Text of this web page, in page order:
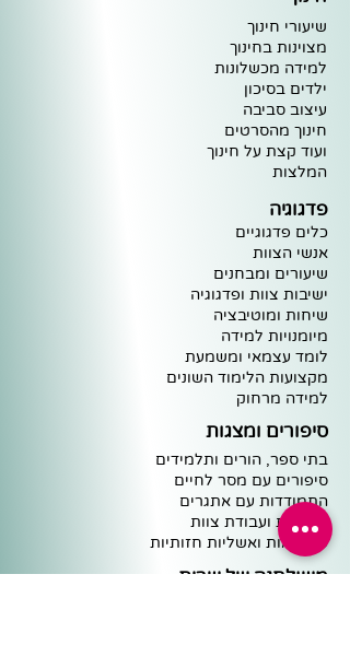
שיעורי חינוך
מצוינות בחינוך
למידה מכשלונות
ילדים בסיכון
עיצוב סביבה
חינוך מהסרטים
ועוד קצת על חינוך
המלצות
פדגוגיה
כלים פדגוגיים
אנשי הצוות
שיעורים ומבחנים
ישיבות צוות ופדגוגיה
שיחות ומוטיבציה
מיומנויות למידה
לומד עצמאי ומשמעת
מקצועות הלימוד השונים
למידה מרחוק
סיפורים ומצגות
בתי ספר, הורים ותלמידים
סיפורים עם מסר לחיים
התמודדות עם אתגרים
מנהיגות ועבודת צוות
פרפראות ואשליות חזותיות
משולחנה של שרית